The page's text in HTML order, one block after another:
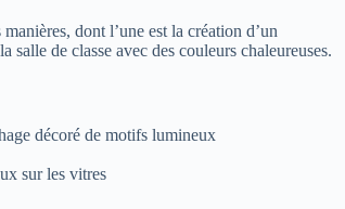
dont l’une est la création d’un
de classe avec des couleurs chaleureuses.
décoré de motifs lumineux
sur les vitres